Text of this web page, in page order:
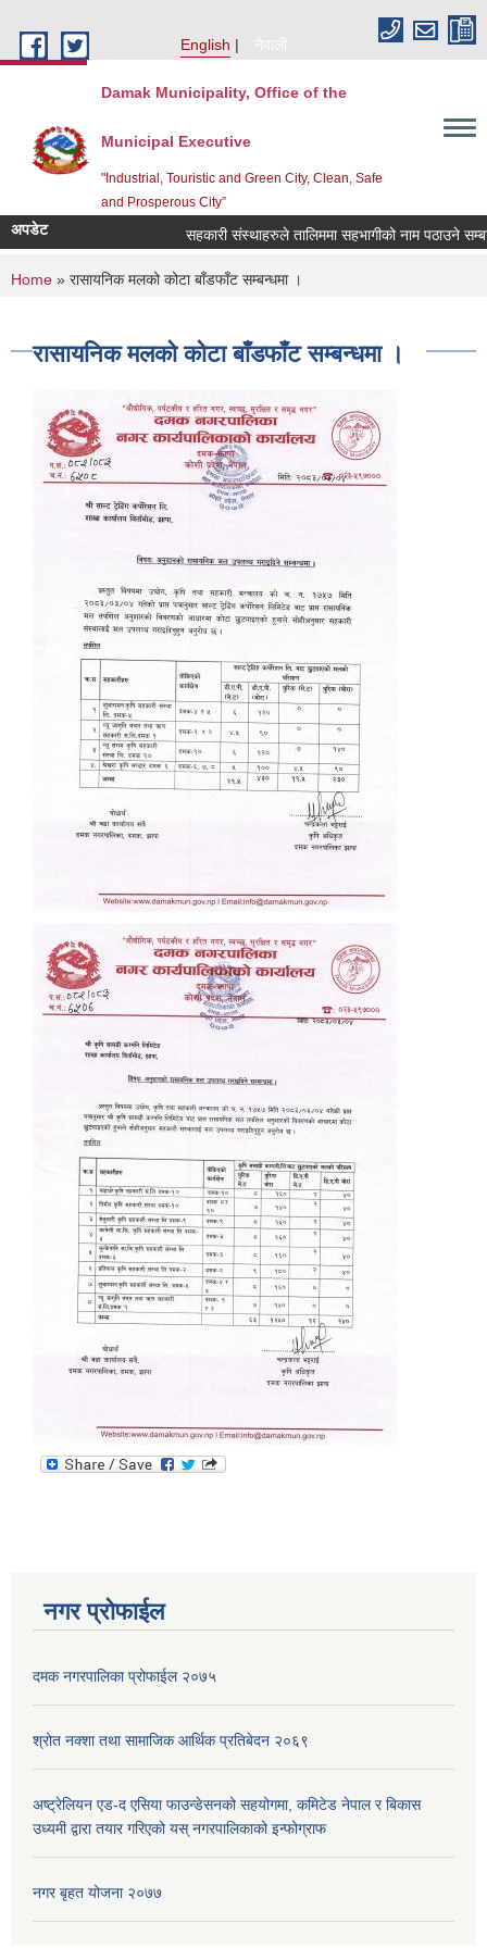
English
नेपाली
Damak Municipality, Office of the
Municipal Executive
"Industrial, Touristic and Green City, Clean, Safe
and Prosperous City”
अपडेट सहकारी संस्थाहरुले तालिममा सहभागीको नाम पठाउने
You are here
Home » रासायनिक मलको कोटा बाँडफाँट सम्बन्धमा ।
रासायनिक मलको कोटा बाँडफाँट सम्बन्धमा ।
नगर प्रोफाईल
दमक नगरपालिका प्रोफाईल २०७५
श्रोत नक्शा तथा सामाजिक आर्थिक प्रतिबेदन २०६९
अष्ट्रेलियन एड-द एसिया फाउन्डेसनको सहयोगमा, कमिटेड नेपाल र बिकास
उध्यमी द्वारा तयार गरिएको यस् नगरपालिकाको इन्फोग्राफ
नगर बृहत योजना २०७७